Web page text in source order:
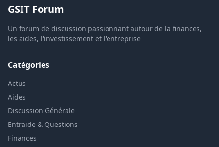
GSIT Forum
Un forum de discussion passionnant autour de la finances,
les aides, l'investissement et l'entreprise
Catégories
Actus
Aides
Discussion Générale
Entraide & Questions
Finances